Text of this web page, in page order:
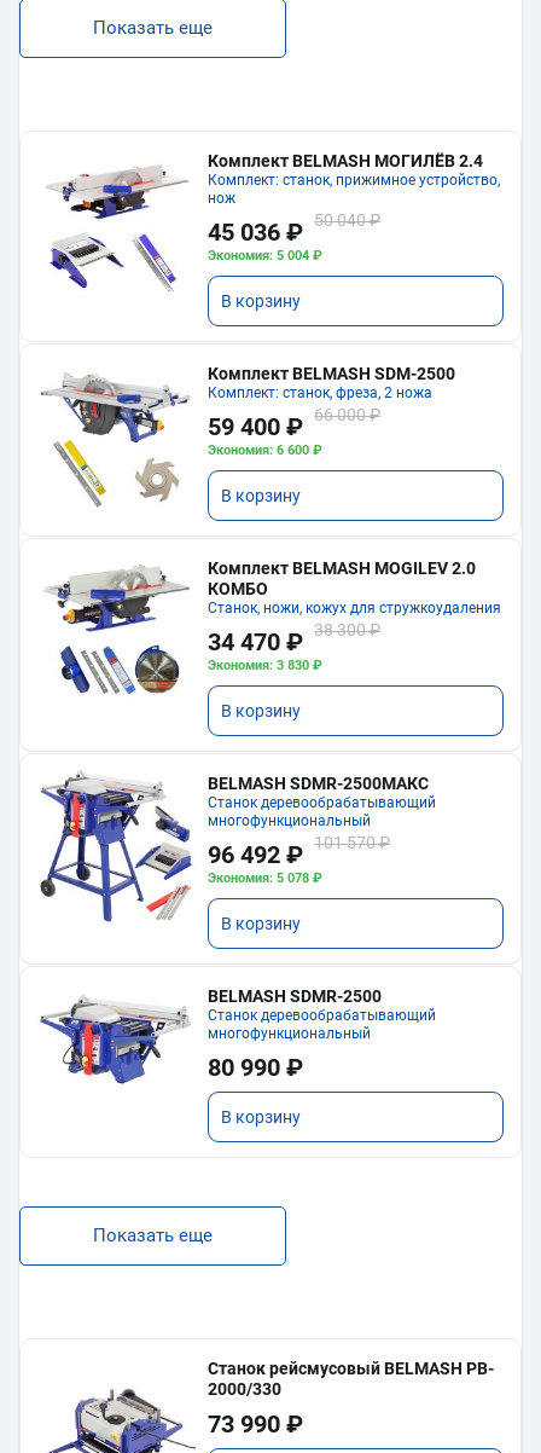
Показать еще
Комплект BELMASH МОГИЛЁВ 2.4
Комплект: станок, прижимное устройство,
нож
45 036 ₽ 50 040 ₽
Экономия: 5 004 ₽
В корзину
Комплект BELMASH SDM-2500
Комплект: станок, фреза, 2 ножа
59 400 ₽ 66 000 ₽
Экономия: 6 600 ₽
В корзину
Комплект BELMASH MOGILEV 2.0
КОМБО
Станок, ножи, кожух для стружкоудаления
34 470 ₽ 38 300 ₽
Экономия: 3 830 ₽
В корзину
BELMASH SDMR-2500МАКС
Станок деревообрабатывающий
многофункциональный
96 492 ₽ 101 570 ₽
Экономия: 5 078 ₽
В корзину
BELMASH SDMR-2500
Станок деревообрабатывающий
многофункциональный
80 990 ₽
В корзину
Показать еще
Станок рейсмусовый BELMASH PB-
2000/330
73 990 ₽